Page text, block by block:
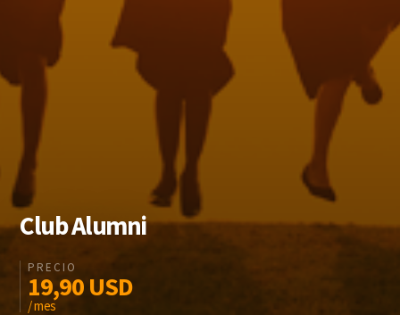
Club Alumni
PRECIO
19,90USD
/ mes